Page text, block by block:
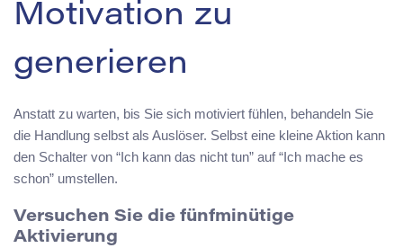
Motivation zu
generieren
Anstatt zu warten, bis Sie sich motiviert fühlen, behandeln Sie
die Handlung selbst als Auslöser. Selbst eine kleine Aktion kann
den Schalter von “Ich kann das nicht tun” auf “Ich mache es
schon” umstellen.
Versuchen Sie die fünfminütige
Aktivierung